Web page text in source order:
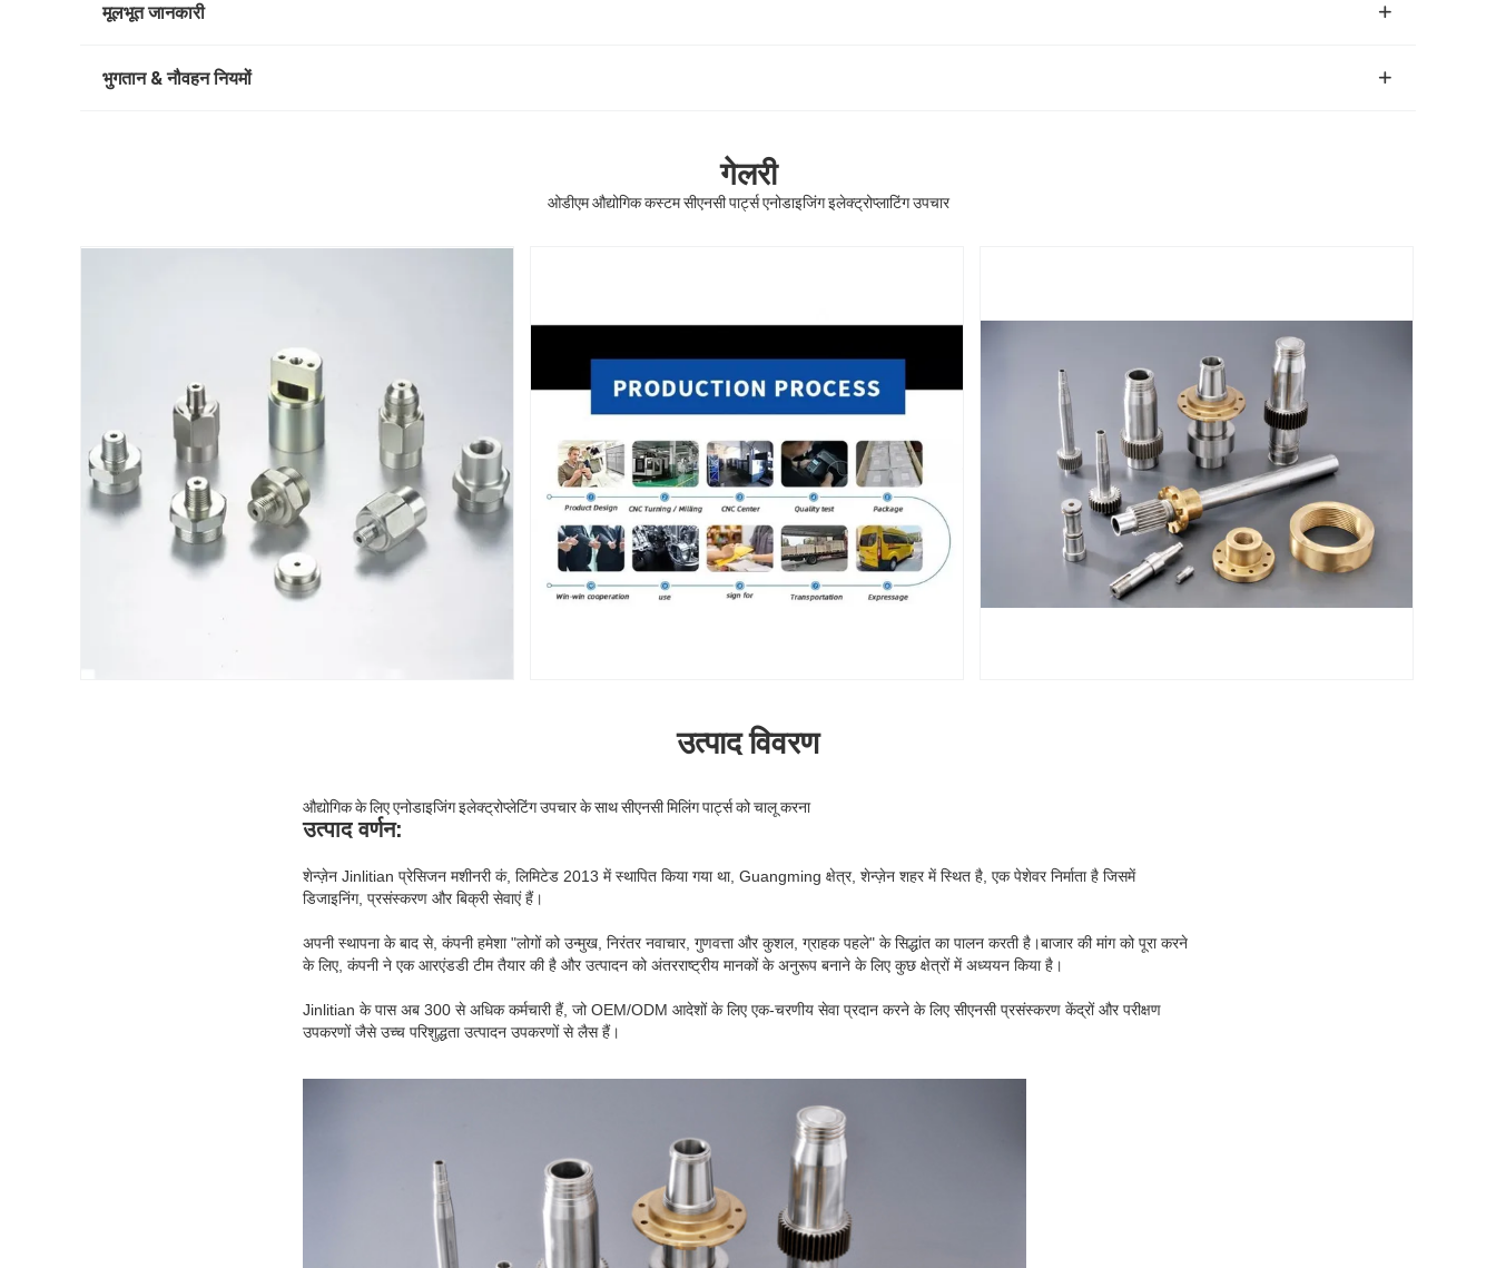
मूलभूत जानकारी
भुगतान & नौवहन नियमों
गेलरी
ओडीएम औद्योगिक कस्टम सीएनसी पार्ट्स एनोडाइजिंग इलेक्ट्रोप्लाटिंग उपचार
उत्पाद विवरण
औद्योगिक के लिए एनोडाइजिंग इलेक्ट्रोप्लेटिंग उपचार के साथ सीएनसी मिलिंग पार्ट्स को चालू करना
उत्पाद वर्णन:
शेन्ज़ेन Jinlitian प्रेसिजन मशीनरी कं, लिमिटेड 2013 में स्थापित किया गया था, Guangming क्षेत्र, शेन्ज़ेन शहर में स्थित है, एक पेशेवर निर्माता है जिसमें
डिजाइनिंग, प्रसंस्करण और बिक्री सेवाएं हैं।
अपनी स्थापना के बाद से, कंपनी हमेशा "लोगों को उन्मुख, निरंतर नवाचार, गुणवत्ता और कुशल, ग्राहक पहले" के सिद्धांत का पालन करती है।बाजार की मांग को पूरा करने
के लिए, कंपनी ने एक आरएंडडी टीम तैयार की है और उत्पादन को अंतरराष्ट्रीय मानकों के अनुरूप बनाने के लिए कुछ क्षेत्रों में अध्ययन किया है।
Jinlitian के पास अब 300 से अधिक कर्मचारी हैं, जो OEM/ODM आदेशों के लिए एक-चरणीय सेवा प्रदान करने के लिए सीएनसी प्रसंस्करण केंद्रों और परीक्षण
उपकरणों जैसे उच्च परिशुद्धता उत्पादन उपकरणों से लैस हैं।